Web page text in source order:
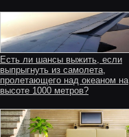
Есть ли шансы выжить, если
выпрыгнуть из самолета,
пролетающего над океаном на
высоте 1000 метров?